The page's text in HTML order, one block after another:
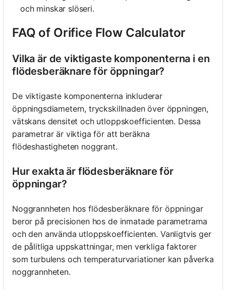
och minskar slöseri.
FAQ of Orifice Flow Calculator
Vilka är de viktigaste komponenterna i en
flödesberäknare för öppningar?
De viktigaste komponenterna inkluderar
öppningsdiametern, tryckskillnaden över öppningen,
vätskans densitet och utloppskoefficienten. Dessa
parametrar är viktiga för att beräkna
flödeshastigheten noggrant.
Hur exakta är flödesberäknare för
öppningar?
Noggrannheten hos flödesberäknare för öppningar
beror på precisionen hos de inmatade parametrarna
och den använda utloppskoefficienten. Vanligtvis ger
de pålitliga uppskattningar, men verkliga faktorer
som turbulens och temperaturvariationer kan påverka
noggrannheten.